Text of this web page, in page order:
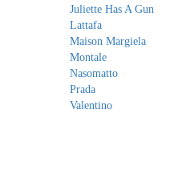
Juliette Has A Gun
Lattafa
Maison Margiela
Montale
Nasomatto
Prada
Valentino